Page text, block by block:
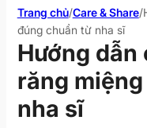
Trang chủ/Care & Share/
đúng chuẩn từ nha sĩ
Hướng dẫn
răng
nha sĩ